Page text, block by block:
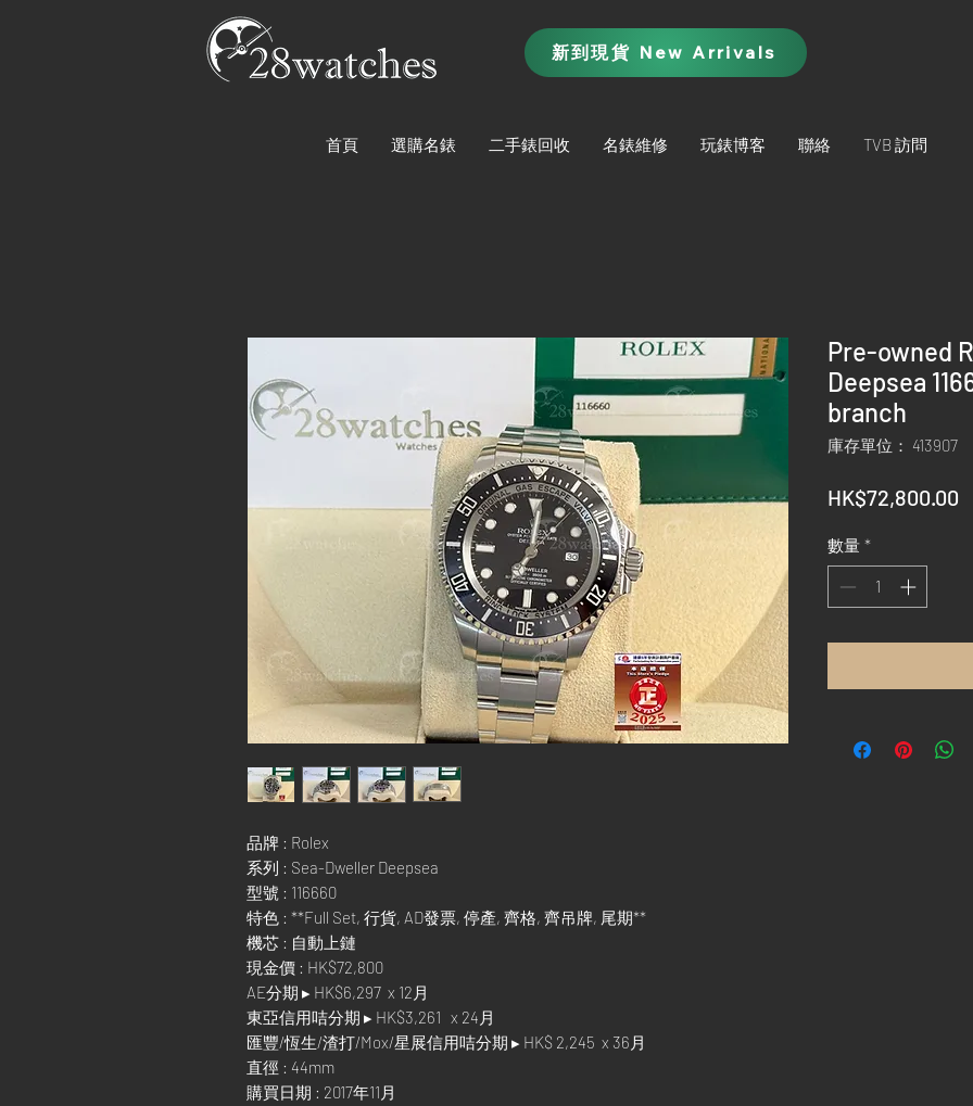
新到現貨 New Arrivals
首頁 選購名錶 二手錶回收 名錶維修 玩錶博客 聯絡 TVB 訪問
品牌 : Rolex
系列 : Sea-Dweller Deepsea
型號 : 116660
特色 : **Full Set, 行貨, AD發票, 停產, 齊格, 齊吊牌, 尾期**
機芯 : 自動上鏈
現金價 : HK$72,800
AE分期 ▸ HK$6,297 x 12月
東亞信用咭分期 ▸ HK$3,261 x 24月
匯豐/恆生/渣打/Mox/星展信用咭分期 ▸ HK$ 2,245 x 36月
直徑 : 44mm
購買日期 : 2017年11月
Pre-owned
Deepsea
branch
庫存單位： 413907
HK$72,800.00
數量 *